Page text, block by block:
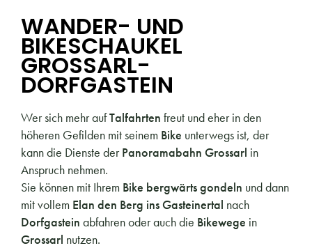
WANDER- UND
BIKESCHAUKEL
GROSSARL-
DORFGASTEIN
Wer sich mehr aufTalfahrten freut und eher in den
höheren Gefilden mit seinem Bike unterwegs ist, der
kann die Dienste derPanoramabahn Grossarl in
Anspruch nehmen.
Sie können mit Ihrem Bike bergwärts gondeln und dann
mit vollem Elan den Berg ins Gasteinertal nach
Dorfgastein abfahren oder auch die Bikewege in
Grossarl nutzen.